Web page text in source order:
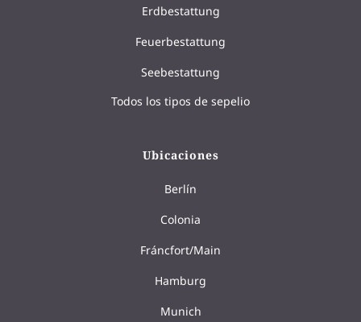
Erdbestattung
Feuerbestattung
Seebestattung
Todos los tipos de sepelio
Ubicaciones
Berlín
Colonia
Fráncfort/Main
Hamburg
Munich